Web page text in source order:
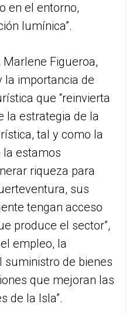
en el entorno,
lumínica”.
Figueroa,
la importancia de
que “reinvierta
la estrategia de la
tal y como la
estamos
riqueza para
sus
tengan acceso
produce el sector”,
empleo, la
suministro de bienes
que mejoran las
de la Isla”.